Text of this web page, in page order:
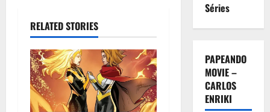
RELATED STORIES
Séries
PAPEANDO
MOVIE –
CARLOS
ENRIKI